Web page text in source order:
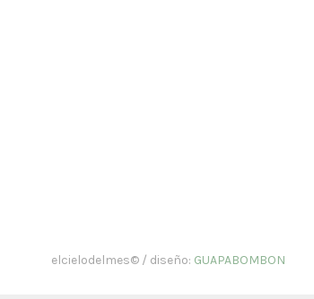
elcielodelmes© / diseño: GUAPABOMBON